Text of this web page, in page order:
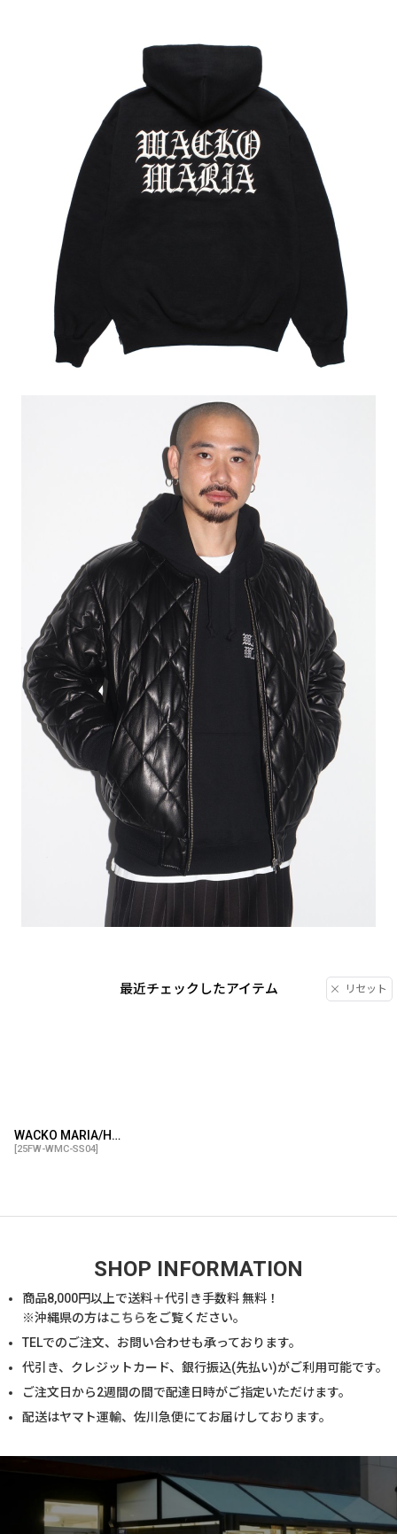
最近チェックしたアイテム リセット
WACKO MARIA/HEAVY WEIGHT HOODED SWEAT SHIRT（BLACK）［プルオーバーパーカー-25秋冬］
[25FW-WMC-SS04]
SHOP INFORMATION
商品8,000円以上で送料＋代引き手数料 無料！
※沖縄県の方はこちらをご覧ください。
TELでのご注文、お問い合わせも承っております。
代引き、クレジットカード、銀行振込(先払い)がご利用可能です。
ご注文日から2週間の間で配達日時がご指定いただけます。
配送はヤマト運輸、佐川急便にてお届けしております。